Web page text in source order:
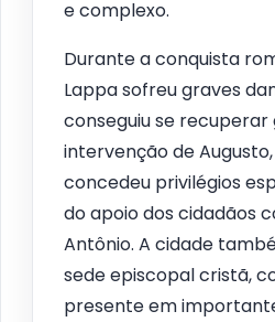
e complexo.
Durante a conquista
Lappa sofreu graves
conseguiu se recuperar
intervenção de
concedeu privilégios
do apoio dos cidadãos
Antônio. A cidade
sede episcopal cristã,
presente em